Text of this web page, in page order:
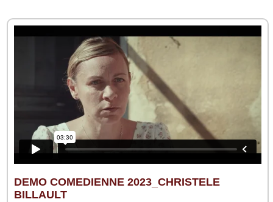
DEMO COMEDIENNE 2023_CHRISTELE
BILLAULT